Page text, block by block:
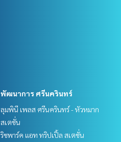
พัฒนาการ ศรีนครินทร์
ลุมพินี เพลส ศรีนครินทร์ - หัวหมาก
สเตชั่น
ริชพาร์ค แอท ทริปเปิ้ล สเตชั่น